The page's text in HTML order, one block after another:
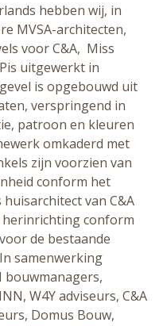
hebben wij, in
MVSA-architecten,
voor C&A, Miss
uitgewerkt in
is opgebouwd uit
verspringend in
patroon en kleuren
omkaderd met
zijn voorzien van
conform het
van C&A
conform
de bestaande
samenwerking
bouwmanagers,
W4Y adviseurs, C&A
Domus Bouw,